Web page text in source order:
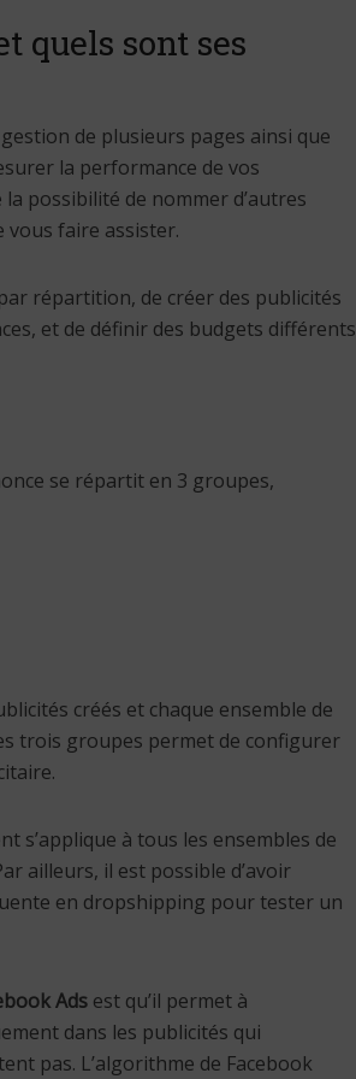
quels sont ses
de plusieurs pages ainsi que
la performance de vos
possibilité de nommer d’autres
vous faire assister.
répartition, de créer des publicités
et de définir des budgets différents
se répartit en 3 groupes,
créés et chaque ensemble de
trois groupes permet de configurer
s’applique à tous les ensembles de
ailleurs, il est possible d’avoir
en dropshipping pour tester un
Ads est qu’il permet à
dans les publicités qui
pas. L’algorithme de Facebook